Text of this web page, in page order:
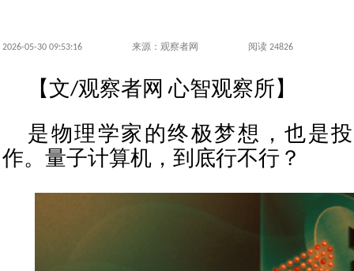
2026-05-30 09:53:16 来源：观察者网 阅读 24826
【文/观察者网 心智观察所】
是物理学家的终极梦想，也是
作。量子计算机，到底行不行？